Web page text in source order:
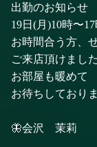
出勤のお知らせ
19日(月)10時〜
お時間合う方、
ご来店頂けまし
お部屋も暖めて
お待ちしており
🦋会沢 茉莉